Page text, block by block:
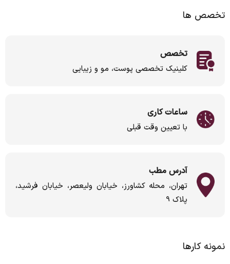
تخصص ها
تخصص
کلینیک تخصصی پوست، مو و زیبایی
ساعات کاری
با تعیین وقت قبلی
آدرس مطب
تهران، محله کشاورز، خیابان ولیعصر، خیابان فرشید،
پلاک 9
نمونه کارها